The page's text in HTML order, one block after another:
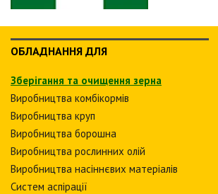
ОБЛАДНАННЯ ДЛЯ
Зберiгання та очищення зерна
Виробництва комбiкормiв
Виробництва круп
Виробництва борошна
Виробництва рослинних олiй
Виробництва насіннєвих матеріалів
Систем аспiрацiї